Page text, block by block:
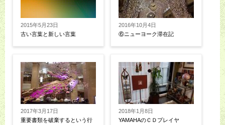
2015年5月23日
古い言葉と新しい言葉
2017年3月17日
重要書類を破棄するという行
2016年10月4日
⑥ニューヨーク滞在記
2018年1月8日
YAMAHAのＣＤプレイヤ